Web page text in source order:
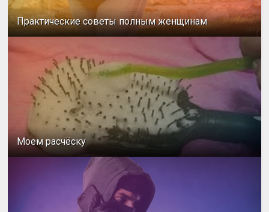
Практические советы полным женщинам
Моем расчёску